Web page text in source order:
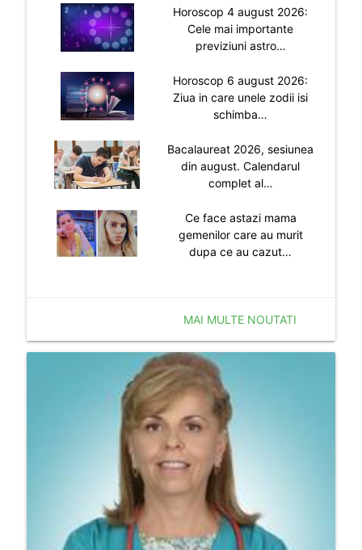
Horoscop 4 august 2026:
Cele mai importante
previziuni astro…
Horoscop 6 august 2026:
Ziua in care unele zodii isi
schimba…
Bacalaureat 2026, sesiunea
din august. Calendarul
complet al…
Ce face astazi mama
gemenilor care au murit
dupa ce au cazut…
MAI MULTE NOUTATI